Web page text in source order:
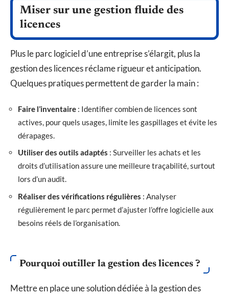
Miser sur une gestion fluide des
licences
Plus le parc logiciel d’une entreprise s’élargit, plus la
gestion des licences réclame rigueur et anticipation.
Quelques pratiques permettent de garder la main :
Faire l’inventaire : Identifier combien de licences sont
actives, pour quels usages, limite les gaspillages et évite les
dérapages.
Utiliser des outils adaptés : Surveiller les achats et les
droits d’utilisation assure une meilleure traçabilité, surtout
lors d’un audit.
Réaliser des vérifications régulières : Analyser
régulièrement le parc permet d’ajuster l’offre logicielle aux
besoins réels de l’organisation.
Pourquoi outiller la gestion des licences ?
Mettre en place une solution dédiée à la gestion des